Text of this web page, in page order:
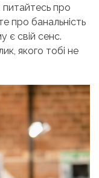
про
про банальність
є свій сенс.
якого тобі не